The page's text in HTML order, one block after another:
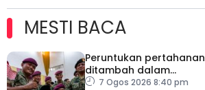
MESTI BACA
Peruntukan pertahanan
ditambah dalam
Belanjawan 2027
7 Ogos 2026 8:40 pm